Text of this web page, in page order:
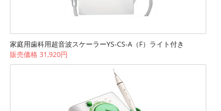
家庭用歯科用超音波スケーラーYS-CS-A（F）ライト付き
販売価格 31,920円